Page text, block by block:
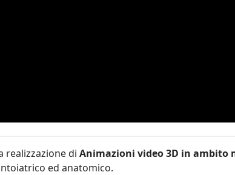
realizzazione di Animazioni video 3D in ambito
ed anatomico.